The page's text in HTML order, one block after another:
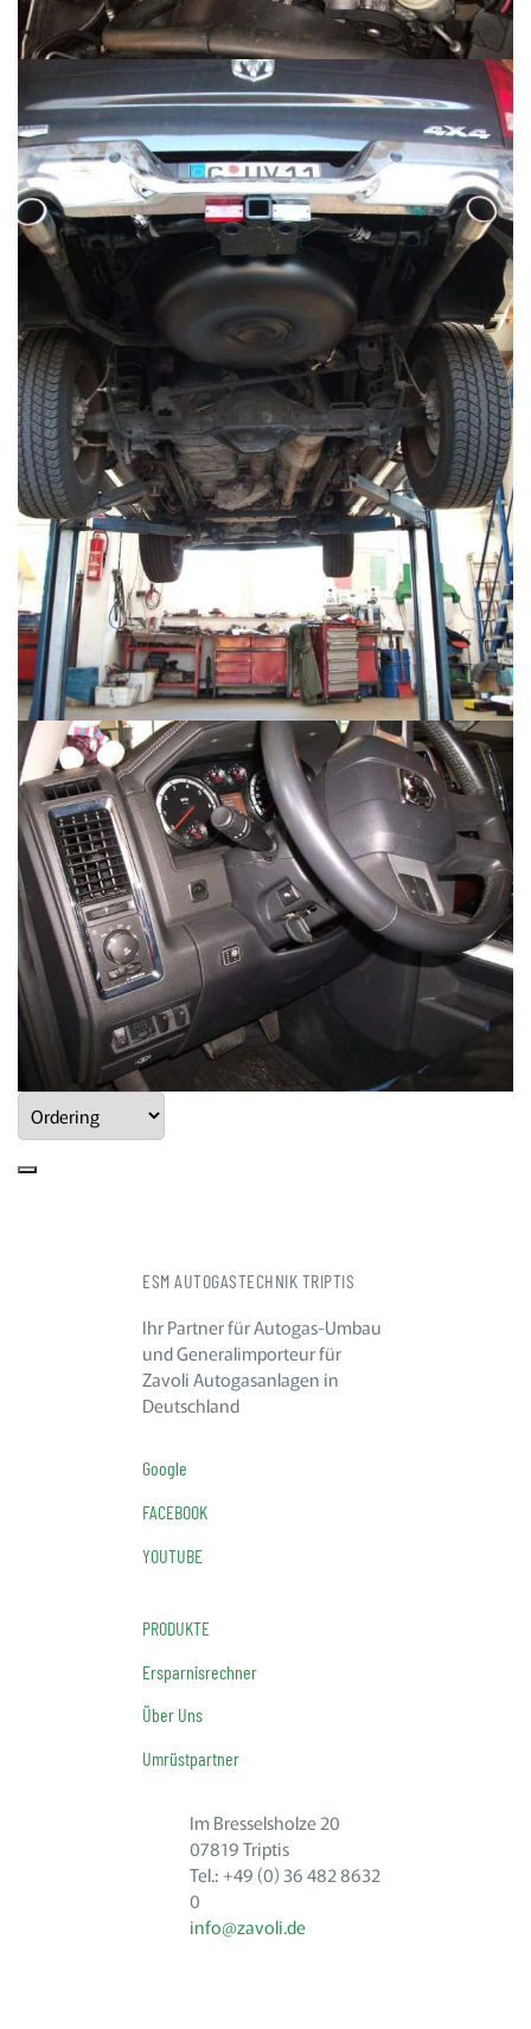
ESM AUTOGASTECHNIK TRIPTIS
Ihr Partner für Autogas-Umbau
und Generalimporteur für
Zavoli Autogasanlagen in
Deutschland
Google
FACEBOOK
YOUTUBE
PRODUKTE
Ersparnisrechner
Über Uns
Umrüstpartner
Im Bresselsholze 20
07819 Triptis
Tel.: +49 (0) 36 482 8632
0
info@zavoli.de